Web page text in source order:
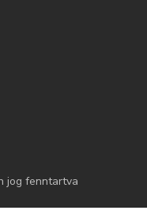
jog fenntartva